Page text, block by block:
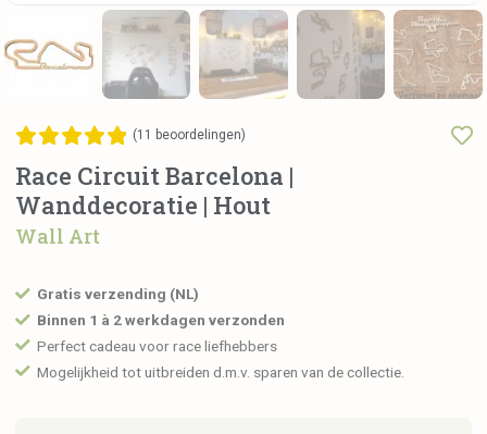
(11 beoordelingen)
Race Circuit Barcelona |
Wanddecoratie | Hout
Wall Art
Gratis verzending (NL)
Binnen 1 à 2 werkdagen verzonden
Perfect cadeau voor race liefhebbers
Mogelijkheid tot uitbreiden d.m.v. sparen van de collectie.